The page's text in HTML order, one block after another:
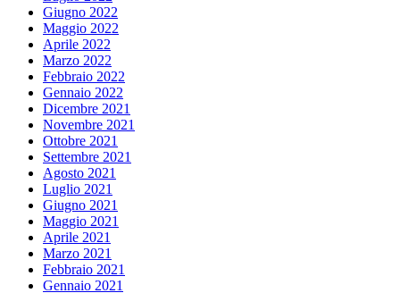
Giugno 2022
Maggio 2022
Aprile 2022
Marzo 2022
Febbraio 2022
Gennaio 2022
Dicembre 2021
Novembre 2021
Ottobre 2021
Settembre 2021
Agosto 2021
Luglio 2021
Giugno 2021
Maggio 2021
Aprile 2021
Marzo 2021
Febbraio 2021
Gennaio 2021